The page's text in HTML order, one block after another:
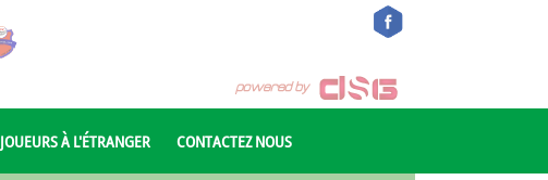
JOUEURS À L'ÉTRANGER CONTACTEZ NOUS